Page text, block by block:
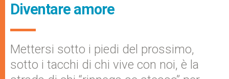
Diventare amore
Mettersi sotto i piedi del prossimo,
sotto i tacchi di chi vive con noi, è la